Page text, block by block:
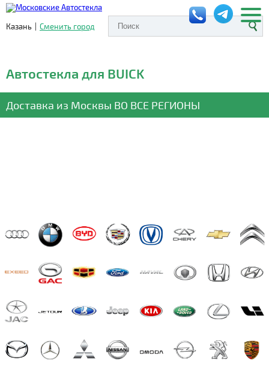
Казань | Сменить город
Автостекла для BUICK
Доставка из Москвы ВО ВСЕ РЕГИОНЫ